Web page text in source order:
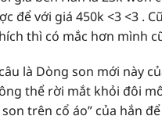
để với giá 450k <3 <3 .
thì có mắc hơn mình
là Dòng son mới này
thể rời mắt khỏi đôi
son trên cổ áo” của hắn